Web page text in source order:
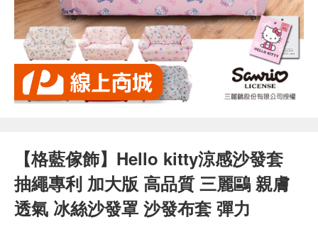
【格藍傢飾】Hello kitty涼感沙發套
抽繩專利 加大版 高品質 三麗鷗 親膚
透氣 冰絲沙發罩 沙發布套 彈力